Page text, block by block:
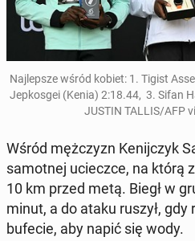
Naj­lep­sze wśród kobiet: 1. Tigist
Jep­kos­gei (Kenia) 2:18.44, 3. Sifan
JUSTIN TALLIS/AFP
Wśród męż­czyzn Ke­nij­czyk
sa­mot­nej uciecz­ce, na którą
10 km przed metą. Biegł w
minut, a do ataku ruszył,
bufecie, aby napić się wody.